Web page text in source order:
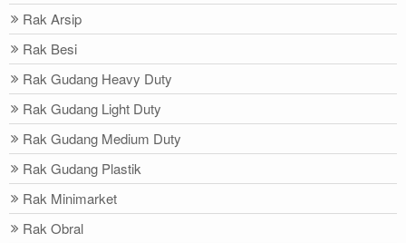
Rak Arsip
Rak Besi
Rak Gudang Heavy Duty
Rak Gudang Light Duty
Rak Gudang Medium Duty
Rak Gudang Plastik
Rak Minimarket
Rak Obral